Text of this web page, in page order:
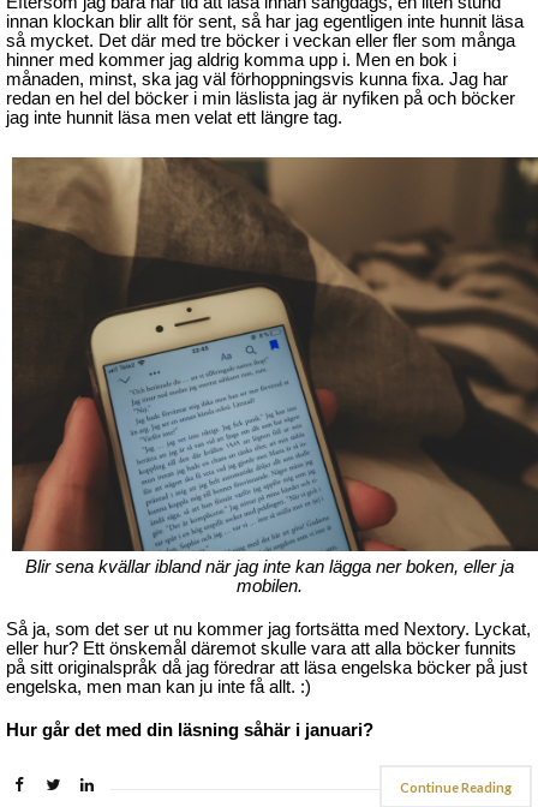
innan klockan blir allt för sent, så har jag egentligen inte hunnit läsa
så mycket. Det där med tre böcker i veckan eller fler som många
hinner med kommer jag aldrig komma upp i. Men en bok i
månaden, minst, ska jag väl förhoppningsvis kunna fixa. Jag har
redan en hel del böcker i min läslista jag är nyfiken på och böcker
jag inte hunnit läsa men velat ett längre tag.
Blir sena kvällar ibland när jag inte kan lägga ner boken, eller ja
mobilen.
Så ja, som det ser ut nu kommer jag fortsätta med Nextory. Lyckat,
eller hur? Ett önskemål däremot skulle vara att alla böcker funnits
på sitt originalspråk då jag föredrar att läsa engelska böcker på just
engelska, men man kan ju inte få allt. :)
Hur går det med din läsning såhär i januari?
Continue Reading